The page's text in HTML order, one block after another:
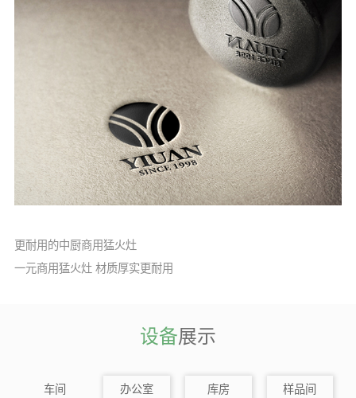
更耐用的中厨商用猛火灶
一元商用猛火灶 材质厚实更耐用
设备展示
车间 办公室 库房 样品间